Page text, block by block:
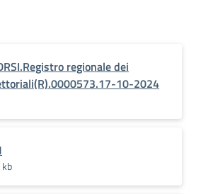
regionale dei
10-2024